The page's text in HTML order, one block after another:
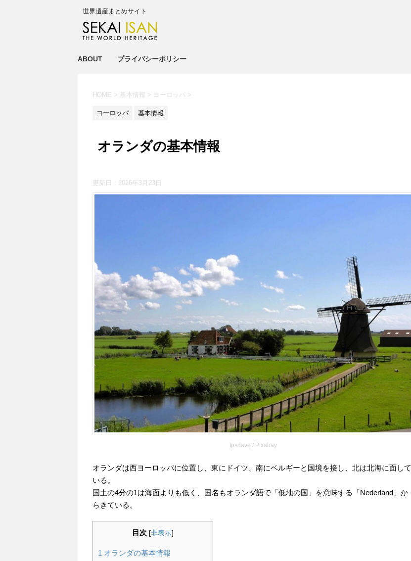
世界遺産まとめサイト
ABOUT プライバシーポリシー
HOME > 基本情報 > ヨーロッパ >
ヨーロッパ 基本情報
オランダの基本情報
更新日： 2026年3月23日
tpsdave / Pixabay
オランダは西ヨーロッパに位置し、東にドイツ、南にベルギーと国境を接し、北は北海に面して
いる。
国土の4分の1は海面よりも低く、国名もオランダ語で「低地の国」を意味する「Nederland」か
らきている。
目次 [非表示]
1 オランダの基本情報